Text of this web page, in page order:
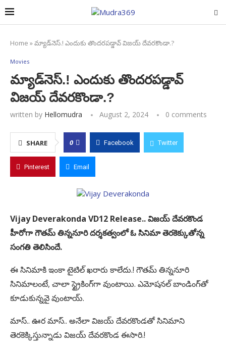
Home »మ్యాడ్‌నెస్.! ఎందుకు తొందరపడ్డావ్ విజయ్ దేవరకొండా.?
Movies
మ్యాడ్‌నెస్.! ఎందుకు తొందరపడ్డావ్
విజయ్ దేవరకొండా.?
written by Hellomudra August 2, 2024 0 comments
SHARE 0 Facebook Twitter
Pinterest Email
Vijay Deverakonda VD12 Release.. విజయ్ దేవరకొండ
హీరోగా గౌతమ్ తిన్ననూరి దర్శకత్వంలో ఓ సినిమా తెరకెక్కుతోన్న
సంగతి తెలిసిందే.
ఈ సినిమాకి ఇంకా టైటిల్ ఖరారు కాలేదు.! గౌతమ్ తిన్ననూరి
సినిమాలంటే, చాలా స్ట్రైకింగ్‌గా వుంటాయి. ఎమోషనల్ బాండింగ్‌తో
కూడుకున్నవై వుంటాయ్.
మాస్.. ఊర మాస్.. అనేలా విజయ్ దేవరకొండతో సినిమాని
తెరకెక్కిస్తున్నాడు విజయ్ దేవరకొండ ఈసారి.!